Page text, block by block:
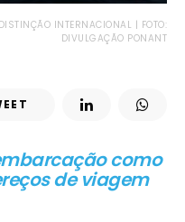
INTERNACIONAL | FOTO:
DIVULGAÇÃO PONANT
como
de viagem